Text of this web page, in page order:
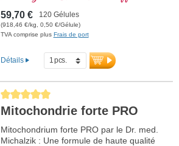
la forme d'ATP dans la chaine de
respiration cellula
59,70 € 120 Gélules
(918,46 €/kg, 0,50 €/Gélule)
TVA comprise plus Frais de port
Détails
Average rating of 5 out of 5 stars
Mitochondrie forte PRO
Mitochondrium forte PRO par le Dr. med.
Michalzik : Une formule de haute qualité